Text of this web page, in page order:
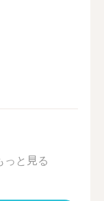
っと見る